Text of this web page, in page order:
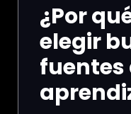
¿Por
elegir
fuentes